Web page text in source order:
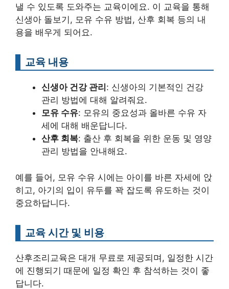
낼 수 있도록 도와주는 교육이에요. 이 교육을 통해
신생아 돌보기, 모유 수유 방법, 산후 회복 등의 내
용을 배우게 되어요.
교육 내용
신생아 건강 관리 : 신생아의 기본적인 건강
관리 방법에 대해 알려줘요.
모유 수유: 모유의 중요성과 올바른 수유 자
세에 대해 배운답니다.
산후 회복: 출산 후 회복을 위한 운동 및 영양
관리 방법을 안내해요.
예를 들어, 모유 수유 시에는 아이를 바른 자세에 앉
히고, 아기의 입이 유두를 꽉 잡도록 유도하는 것이
중요하답니다.
교육 시간 및 비용
산후조리교육은 대개 무료로 제공되며, 일정한 시간
에 진행되기 때문에 일정 확인 후 참석하는 것이 좋
답니다.